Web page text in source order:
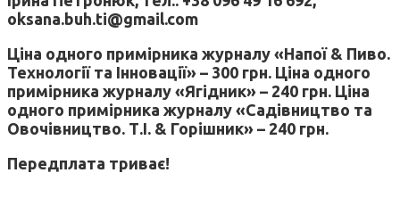
oksana.buh.ti@gmail.com
Ціна одного примірника журналу «Напої & Пиво.
Технології та Інновації» – 300 грн. Ціна одного
примірника журналу «Ягідник» – 240 грн. Ціна
одного примірника журналу «Садівництво та
Овочівництво. Т.І. & Горішник» – 240 грн.
Передплата триває!